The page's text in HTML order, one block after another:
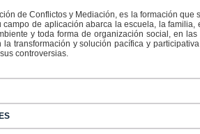
de Conflictos y Mediación, es la formación
de aplicación abarca la escuela, la
y toda forma de organización social, en
la transformación y solución pacífica y
controversias.